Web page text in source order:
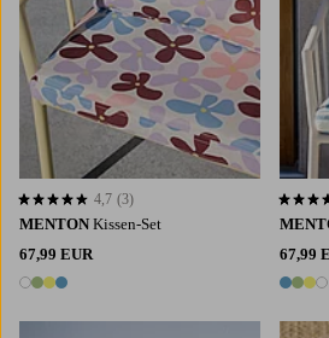
MENTON Kissen-Set
67,99 EUR
4 Farben
4,7 basierend auf 3 Bewertungen
4,7 (3)
67,99
4 Farben
4,7